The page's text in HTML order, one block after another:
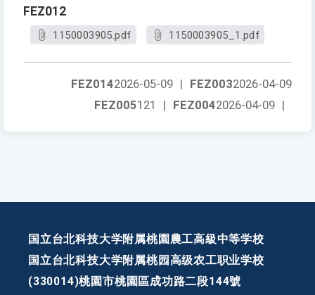
FEZ012
1150003905.pdf 1150003905_1.pdf
FEZ0032026-04-09
FEZ0142026-05-09 |
FEZ0042026-04-09 |
FEZ005121 |
国立台北科技大学附属桃園農工高級中等学校
国立台北科技大学附属桃园高级农工职业学校
(330014)桃園市桃園區成功路二段144號